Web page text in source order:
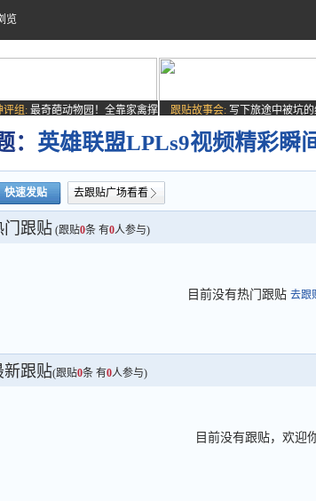
览
评组: 最奇葩动物园！全靠家禽撑
场子
跟贴故事会: 写下旅途中被坑的
： 英雄联盟LPLs9视频精彩瞬
快速发贴 去跟贴广场看看
门跟贴 (跟贴0条 有0人参与)
目前没有热门跟贴 去跟
新跟贴(跟贴0条 有0人参与)
目前没有跟贴，欢迎